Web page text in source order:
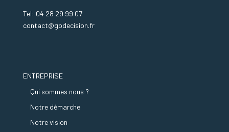
Tel: 04 28 29 99 07
contact@godecision.fr
ENTREPRISE
Qui sommes nous ?
Notre démarche
Notre vision